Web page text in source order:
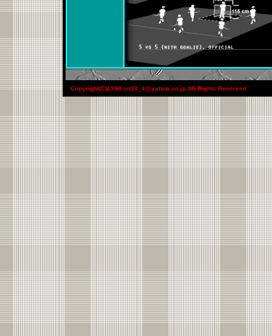
Copyright(C)1998 sn10_4@yahoo.co.jp All Rights Reserved